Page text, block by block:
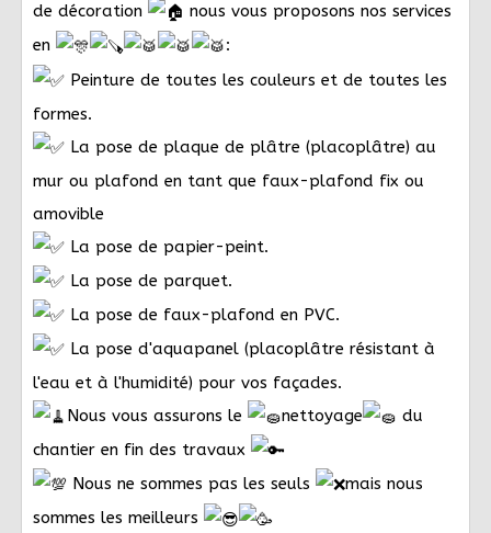
de décoration
nous vous proposons nos services
en
:
Peinture de toutes les couleurs et de toutes les
formes.
La pose de plaque de plâtre (placoplâtre) au
mur ou plafond en tant que faux-plafond fix ou
amovible
La pose de papier-peint.
La pose de parquet.
La pose de faux-plafond en PVC.
La pose d'aquapanel (placoplâtre résistant à
l'eau et à l'humidité) pour vos façades.
Nous vous assurons le
nettoyage
du
chantier en fin des travaux
Nous ne sommes pas les seuls
mais nous
sommes les meilleurs